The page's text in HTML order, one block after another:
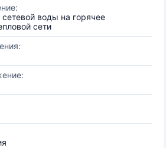
воды на горячее
сети